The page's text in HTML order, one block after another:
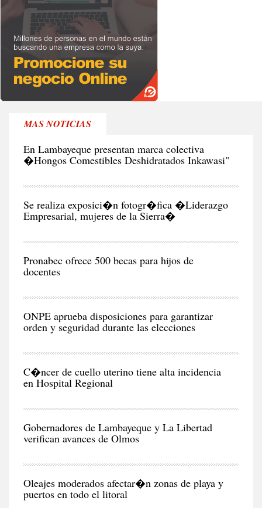
MAS NOTICIAS
En Lambayeque presentan marca colectiva
�Hongos Comestibles Deshidratados Inkawasi"
Se realiza exposici�n fotogr�fica �Liderazgo
Pronabec ofrece 500 becas para hijos de
docentes
ONPE aprueba disposiciones para garantizar
orden y seguridad durante las elecciones
C�ncer de cuello uterino tiene alta incidencia
en Hospital Regional
Gobernadores de Lambayeque y La Libertad
verifican avances de Olmos
Oleajes moderados afectar�n zonas de playa y
puertos en todo el litoral